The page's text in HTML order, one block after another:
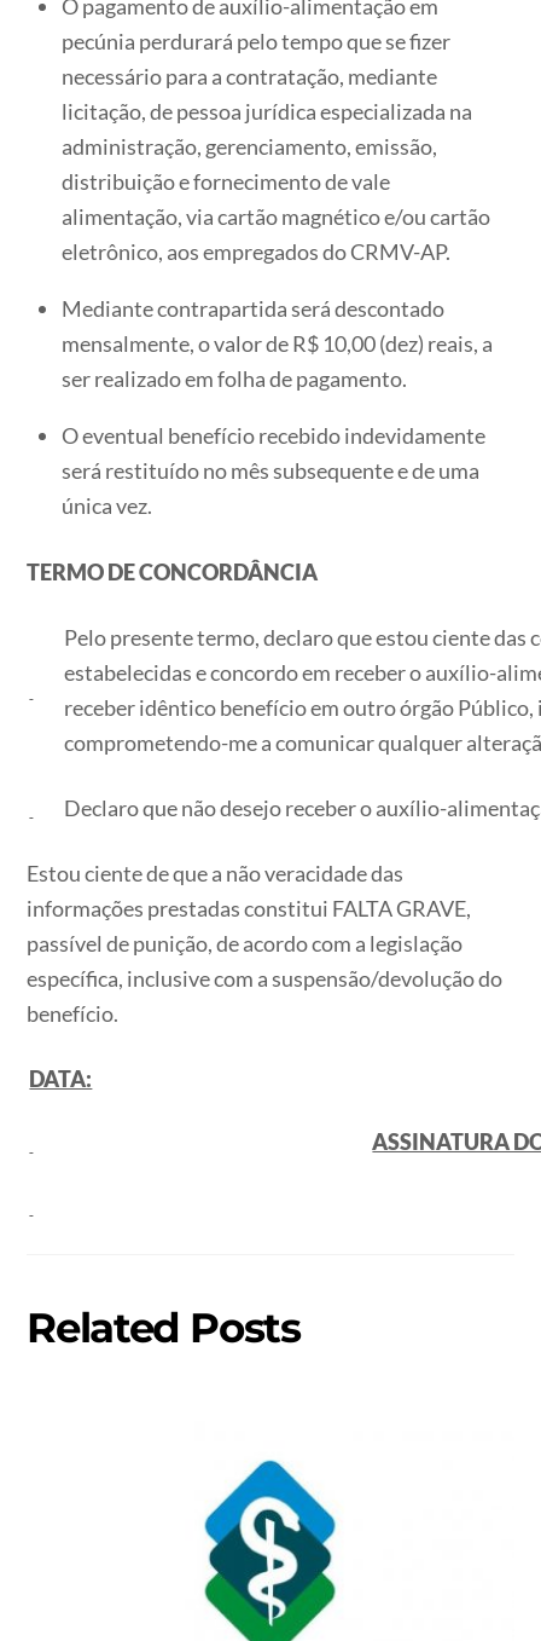
O pagamento de auxílio-alimentação em
pecúnia perdurará pelo tempo que se fizer
necessário para a contratação, mediante
licitação, de pessoa jurídica especializada na
administração, gerenciamento, emissão,
distribuição e fornecimento de vale
alimentação, via cartão magnético e/ou cartão
eletrônico, aos empregados do CRMV-AP.
Mediante contrapartida será descontado
mensalmente, o valor de R$ 10,00 (dez) reais, a
ser realizado em folha de pagamento.
O eventual benefício recebido indevidamente
será restituído no mês subsequente e de uma
única vez.
TERMO DE CONCORDÂNCIA
Pelo presente termo, declaro que estou ciente das
estabelecidas e concordo em receber o auxílio-
receber idêntico benefício em outro órgão
comprometendo-me a comunicar qualquer
Declaro que não desejo receber o auxílio-
Estou ciente de que a não veracidade das
informações prestadas constitui FALTA GRAVE,
passível de punição, de acordo com a legislação
específica, inclusive com a suspensão/devolução do
benefício.
DATA:
ASSINATURA
Related Posts